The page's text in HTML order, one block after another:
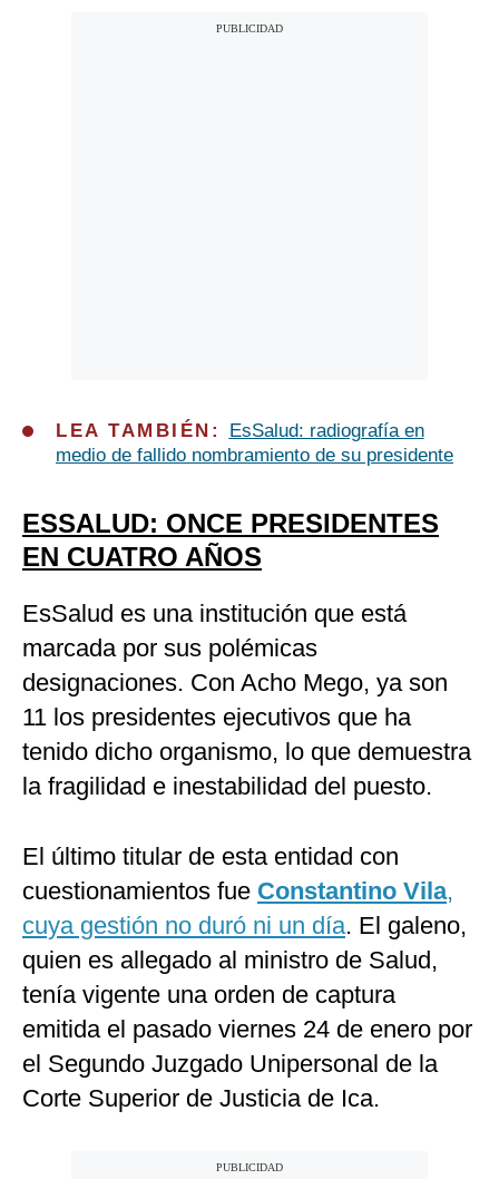
LEA TAMBIÉN:
EsSalud: radiografía en
medio de fallido nombramiento de su presidente
ESSALUD: ONCE PRESIDENTES
EN CUATRO AÑOS
EsSalud es una institución que está
marcada por sus polémicas
designaciones. Con Acho Mego, ya son
11 los presidentes ejecutivos que ha
tenido dicho organismo, lo que demuestra
la fragilidad e inestabilidad del puesto.
El último titular de esta entidad con
cuestionamientos fue Constantino Vila,
cuya gestión no duró ni un día. El galeno,
quien es allegado al ministro de Salud,
tenía vigente una orden de captura
emitida el pasado viernes 24 de enero por
el Segundo Juzgado Unipersonal de la
Corte Superior de Justicia de Ica.